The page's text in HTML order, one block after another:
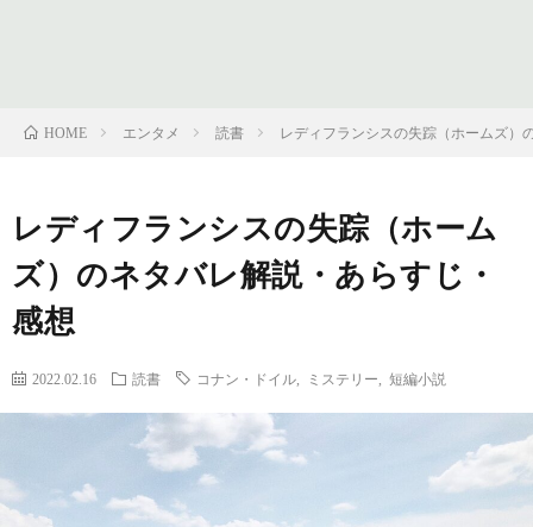
HOME エンタメ 読書 レディフランシスの失踪（ホームズ）
レディフランシスの失踪（ホーム
ズ）のネタバレ解説・あらすじ・
感想
2022.02.16 読書 コナン・ドイル ミステリー 短編小説